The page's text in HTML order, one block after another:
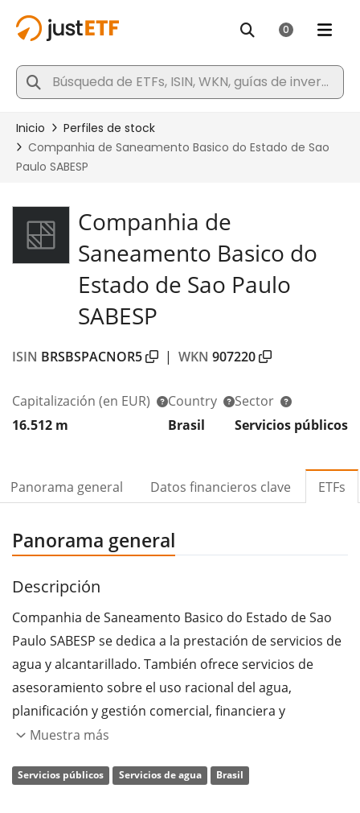
Companhia de
Saneamento Basico do
Estado de Sao Paulo
SABESP
ISIN BRSBSPACNOR5 | WKN 907220
Capitalización (en EUR)
16.512 m
Country
Brasil
Sector
Servicios públicos
Panorama general Datos financieros clave ETFs
Panorama general
Descripción
Companhia de Saneamento Basico do Estado de Sao
Paulo SABESP se dedica a la prestación de servicios de
agua y alcantarillado. También ofrece servicios de
asesoramiento sobre el uso racional del agua,
planificación y gestión comercial, financiera y
operativa. La empresa se fundó el 6 de septiembre de
Muestra más
Servicios públicos Servicios de agua Brasil